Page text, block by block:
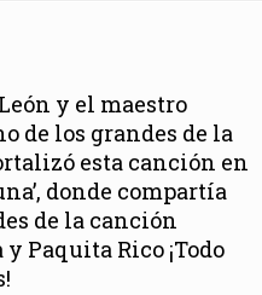
y el maestro
de los grandes de la
esta canción en
donde compartía
de la canción
Paquita Rico ¡Todo